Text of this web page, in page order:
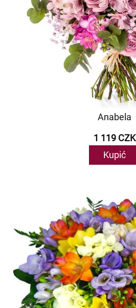
Anabela
1 119 CZK
Kupić